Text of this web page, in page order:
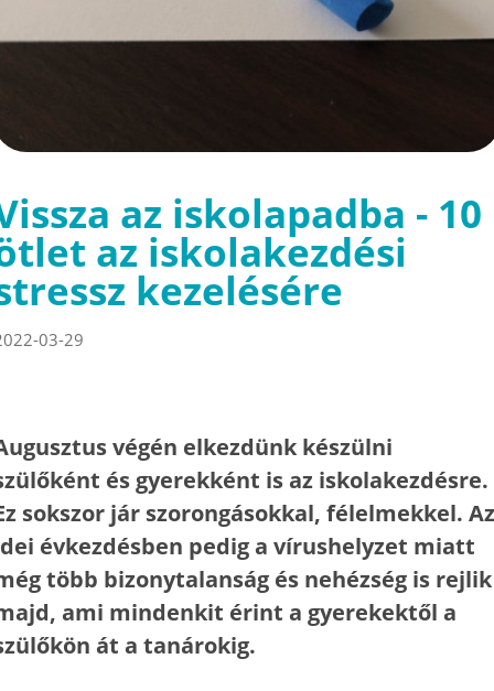
az iskolapadba - 10
az iskolakezdési
kezelésére
03-29
végén elkezdünk készülni
és gyerekként is az iskolakezdésre.
sokszor jár szorongásokkal, félelmekkel. Az
évkezdésben pedig a vírushelyzet miatt
több bizonytalanság és nehézség is rejlik
ami mindenkit érint a gyerekektől a
át a tanárokig.